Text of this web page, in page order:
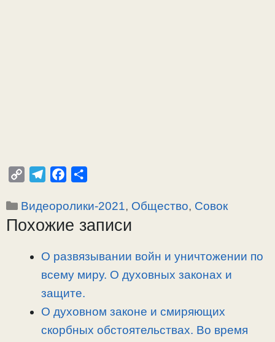
p
y
l
e
r
c
e
o
п
р
в
Рубрики
Видеоролики-2021, Общество, Совок
Похожие записи
О развязывании войн и уничтожении по
всему миру. О духовных законах и
защите.
О духовном законе и смиряющих
скорбных обстоятельствах. Во время